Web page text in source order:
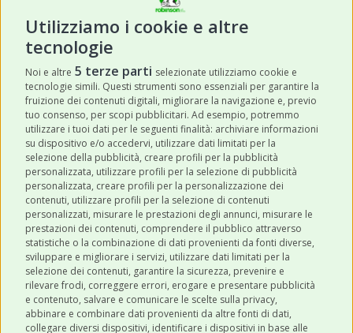
Utilizziamo i cookie e altre
tecnologie
Noi e altre 5 terze parti selezionate utilizziamo cookie e
tecnologie simili. Questi strumenti sono essenziali per garantire la
fruizione dei contenuti digitali, migliorare la navigazione e, previo
tuo consenso, per scopi pubblicitari. Ad esempio, potremmo
utilizzare i tuoi dati per le seguenti finalità: archiviare informazioni
su dispositivo e/o accedervi, utilizzare dati limitati per la
selezione della pubblicità, creare profili per la pubblicità
personalizzata, utilizzare profili per la selezione di pubblicità
personalizzata, creare profili per la personalizzazione dei
contenuti, utilizzare profili per la selezione di contenuti
personalizzati, misurare le prestazioni degli annunci, misurare le
prestazioni dei contenuti, comprendere il pubblico attraverso
statistiche o la combinazione di dati provenienti da fonti diverse,
sviluppare e migliorare i servizi, utilizzare dati limitati per la
selezione dei contenuti, garantire la sicurezza, prevenire e
rilevare frodi, correggere errori, erogare e presentare pubblicità
e contenuto, salvare e comunicare le scelte sulla privacy,
abbinare e combinare dati provenienti da altre fonti di dati,
collegare diversi dispositivi, identificare i dispositivi in base alle
Acconsento a ricevere newsletter,
aggiornamenti e offerte promozionali da
Robinson Pet Shop tramite email.*
ULTIMI POST
CATEGORIE